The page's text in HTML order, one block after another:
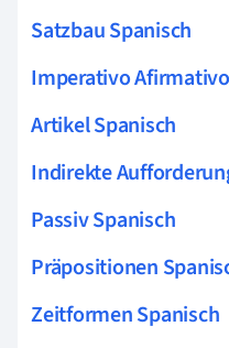
Satzbau Spanisch
Imperativo Afirmativo
Artikel Spanisch
Indirekte
Passiv Spanisch
Präpositionen
Zeitformen Spanisch